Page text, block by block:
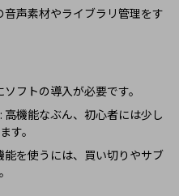
声素材やライブラリ管理をす
フトの導入が必要です。
機能なぶん、初心者には少し
す。
を使うには、買い切りやサブ